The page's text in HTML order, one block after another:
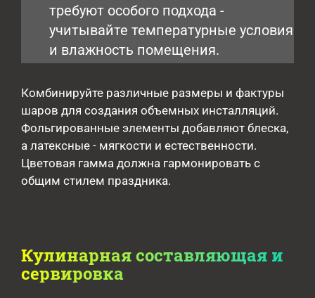
требуют особого подхода -
учитывайте температурные условия
и влажность помещения.
Комбинируйте различные размеры и фактуры
шаров для создания объемных инсталляций.
Фольгированные элементы добавляют блеска,
а латексные - мягкости и естественности.
Цветовая гамма должна гармонировать с
общим стилем праздника.
Кулинарная составляющая и
сервировка